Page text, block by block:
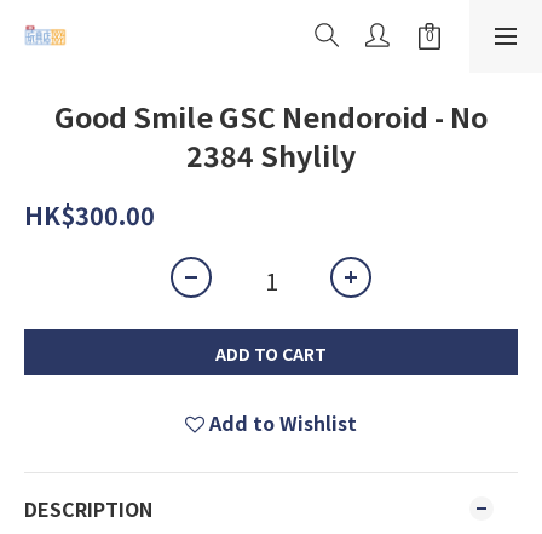
Good Smile GSC Nendoroid - No
2384 Shylily
HK$300.00
ADD TO CART
Add to Wishlist
DESCRIPTION